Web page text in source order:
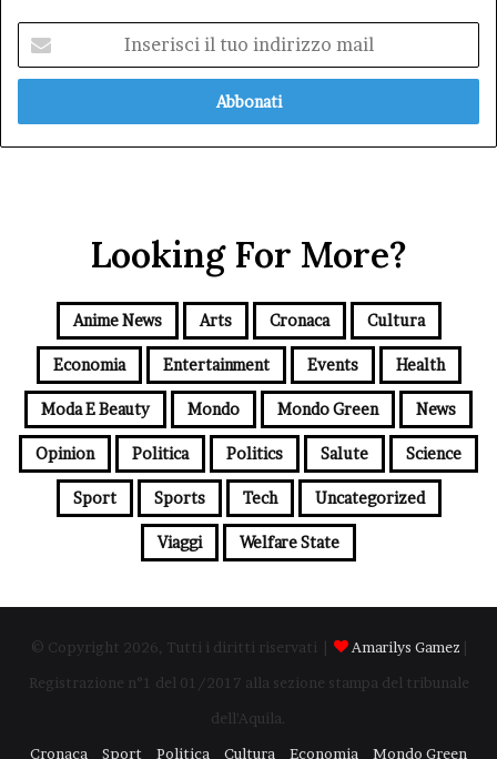
tuo
mail
Looking For More?
Anime News Arts Cronaca Cultura
Economia Entertainment Events Health
Moda E Beauty Mondo Mondo Green News
Opinion Politica Politics Salute Science
Sport Sports Tech Uncategorized
Viaggi Welfare State
© Copyright 2026, Tutti i diritti riservati | Amarilys Gamez
Registrazione n°1 del 01/2017 alla sezione stampa del tribunale
dell'Aquila.
Cronaca
Sport Politica Cultura Economia Mondo Green